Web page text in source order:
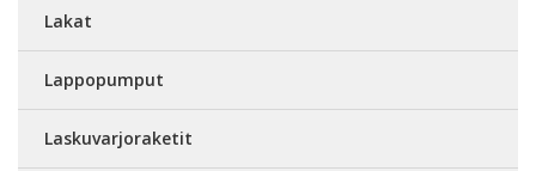
Lakat
Lappopumput
Laskuvarjoraketit